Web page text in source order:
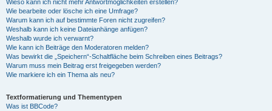
Wieso kann ich nicht mehr Antwortmöglichkeiten erstellen?
Wie bearbeite oder lösche ich eine Umfrage?
Warum kann ich auf bestimmte Foren nicht zugreifen?
Weshalb kann ich keine Dateianhänge anfügen?
Weshalb wurde ich verwarnt?
Wie kann ich Beiträge den Moderatoren melden?
Was bewirkt die „Speichern“-Schaltfläche beim Schreiben eines Beitrags?
Warum muss mein Beitrag erst freigegeben werden?
Wie markiere ich ein Thema als neu?
Textformatierung und Thementypen
Was ist BBCode?